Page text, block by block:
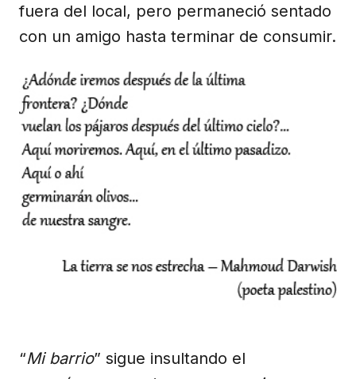
fuera del local, pero permaneció sentado
con un amigo hasta terminar de consumir.
“Mi barrio” sigue insultando el